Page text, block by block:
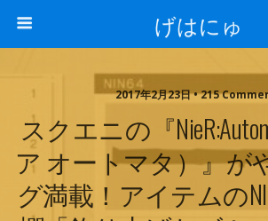
げはにゅ
2017年2月23日 • 215
スクエニの『
ア オートマタ）』が
グ満載！アイテムの